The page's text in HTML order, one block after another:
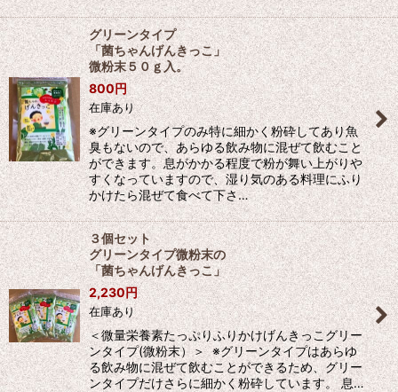
グリーンタイプ
「菌ちゃんげんきっこ」
微粉末５０ｇ入。
800円
在庫あり
※グリーンタイプのみ特に細かく粉砕してあり魚
臭もないので、あらゆる飲み物に混ぜて飲むこと
ができます。息がかかる程度で粉が舞い上がりや
すくなっていますので、湿り気のある料理にふり
かけたら混ぜて食べて下さ…
３個セット
グリーンタイプ微粉末の
「菌ちゃんげんきっこ」
2,230円
在庫あり
＜微量栄養素たっぷりふりかけげんきっこグリー
ンタイプ(微粉末）＞ ※グリーンタイプはあらゆ
る飲み物に混ぜて飲むことができるため、グリー
ンタイプだけさらに細かく粉砕しています。 息…